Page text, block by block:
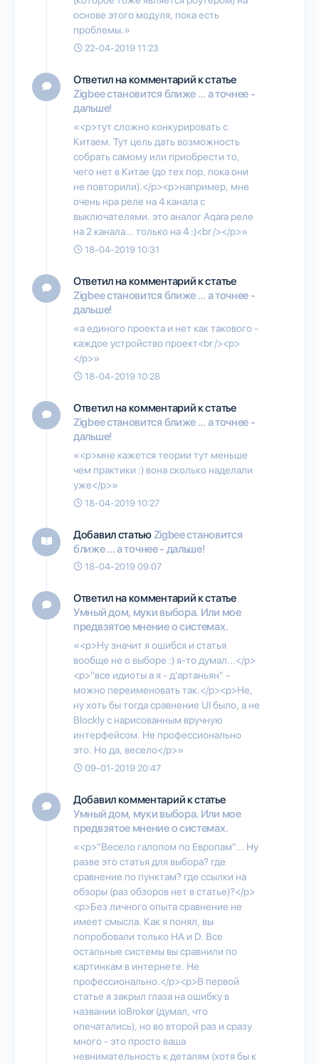
основе этого модуля, пока есть
проблемы.»
22-04-2019 11:23
Ответил на комментарий к статье
Zigbee становится ближе ... а точнее -
дальше!
«<p>тут сложно конкурировать с
Китаем. Тут цель дать возможность
собрать самому или приобрести то,
чего нет в Китае (до тех пор, пока они
не повторили).</p><p>например, мне
очень нра реле на 4 канала с
выключателями. это аналог Aqara реле
на 2 канала... только на 4 :)<br /></p>»
18-04-2019 10:31
Ответил на комментарий к статье
Zigbee становится ближе ... а точнее -
дальше!
«а единого проекта и нет как такового -
каждое устройство проект<br /><p>
</p>»
18-04-2019 10:28
Ответил на комментарий к статье
Zigbee становится ближе ... а точнее -
дальше!
«<p>мне кажется теории тут меньше
чем практики :) вона сколько наделали
уже</p>»
18-04-2019 10:27
Добавил статью Zigbee становится
ближе ... а точнее - дальше!
18-04-2019 09:07
Ответил на комментарий к статье
Умный дом, муки выбора. Или мое
предвзятое мнение о системах.
«<p>Ну значит я ошибся и статья
вообще не о выборе :) я-то думал...</p>
<p>"все идиоты а я - д'артаньян" -
можно переименовать так.</p><p>Не,
ну хоть бы тогда сравнение UI было, а не
Blockly с нарисованным вручную
интерфейсом. Не профессионально
это. Но да, весело</p>»
09-01-2019 20:47
Добавил комментарий к статье
Умный дом, муки выбора. Или мое
предвзятое мнение о системах.
«<p>"Весело галопом по Европам"... Ну
разве это статья для выбора? где
сравнение по пунктам? где ссылки на
обзоры (раз обзоров нет в статье)?</p>
<p>Без личного опыта сравнение не
имеет смысла. Как я понял, вы
попробовали только HA и D. Все
остальные системы вы сравнили по
картинкам в интернете. Не
профессионально.</p><p>В первой
статье я закрыл глаза на ошибку в
названии ioBroker (думал, что
опечатались), но во второй раз и сразу
много - это просто ваша
невнимательность к деталям (хотя бы к